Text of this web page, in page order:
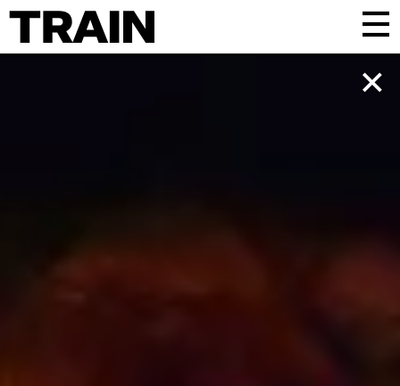
Samarbejde